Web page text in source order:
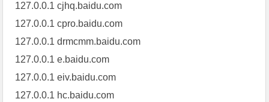
127.0.0.1 cjhq.baidu.com
127.0.0.1 cpro.baidu.com
127.0.0.1 drmcmm.baidu.com
127.0.0.1 e.baidu.com
127.0.0.1 eiv.baidu.com
127.0.0.1 hc.baidu.com